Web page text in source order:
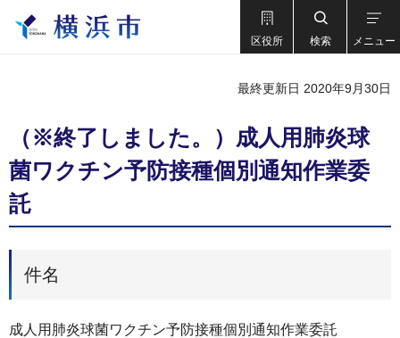
区役所 検索 メニュー
最終更新日 2020年9月30日
（※終了しました。）成人用肺炎球
菌ワクチン予防接種個別通知作業委
託
件名
成人用肺炎球菌ワクチン予防接種個別通知作業委託